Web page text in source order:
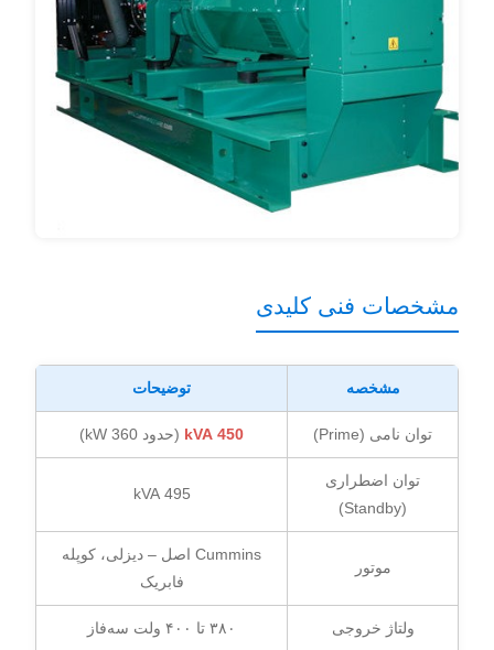
مشخصات فنی کلیدی
مشخصه توضیحات
توان نامی (Prime) 450 kVA (حدود 360 kW)
توان اضطراری
(Standby)
495 kVA
موتور
Cummins اصل – دیزلی، کوپله
فابریک
ولتاژ خروجی ۳۸۰ تا ۴۰۰ ولت سه‌فاز